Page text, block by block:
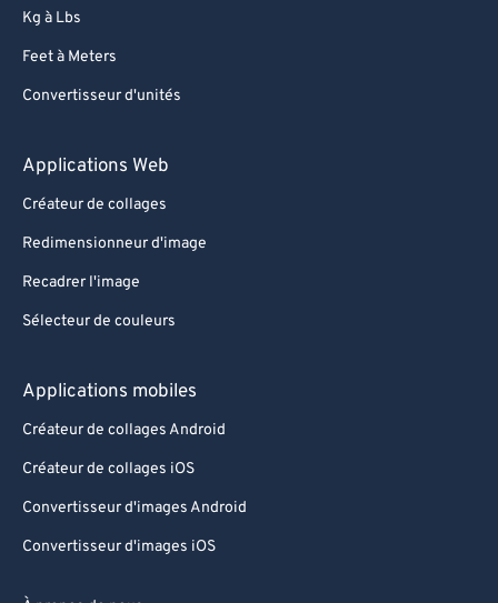
Kg à Lbs
Feet à Meters
Convertisseur d'unités
Applications Web
Créateur de collages
Redimensionneur d'image
Recadrer l'image
Sélecteur de couleurs
Applications mobiles
Créateur de collages Android
Créateur de collages iOS
Convertisseur d'images Android
Convertisseur d'images iOS